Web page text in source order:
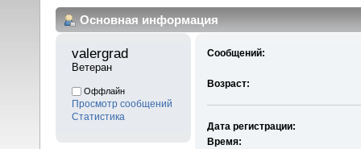
Основная информация
valergrad
Ветеран
Оффлайн
Просмотр сообщений
Статистика
Сообщений:
Возраст:
Дата регистрации:
Время: